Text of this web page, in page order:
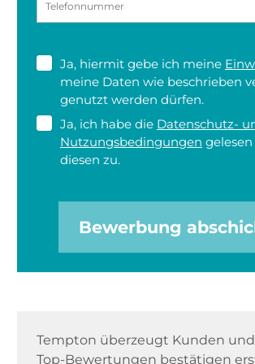
Ja, hiermit gebe ich meine
meine Daten wie beschrieben
genutzt werden dürfen.
Ja, ich habe die Datenschutz-
Nutzungsbedingungen
diesen zu.
Bewerbung
Tempton überzeugt Kunden
Top-Bewertungen bestätigen